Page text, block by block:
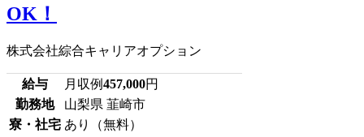
OK！
株式会社綜合キャリアオプション
給与 月収例457,000円
勤務地
山梨県 韮崎市
寮・社宅 あり（無料）